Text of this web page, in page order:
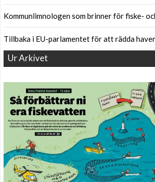
Kommunlimnologen som brinner för fiske-
Tillbaka i EU-parlamentet för att rädda
Ur Arkivet